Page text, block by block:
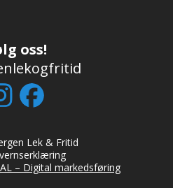
oss!
Lek & Fritid
– Digital markedsføring